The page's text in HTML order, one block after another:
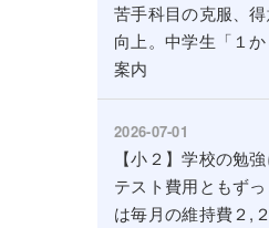
苦手科目の克服、
向上。中学生「１
案内
2026-07-01
【小２】学校の勉
テスト費用ともず
は毎月の維持費２,